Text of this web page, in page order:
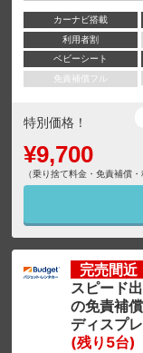
カーナビ搭載
利用者割
ベビーシート
免責補償フル
特別価格！
¥9,700
（乗り捨て料金・免責補償・
完売間近
スピード
の免責補
ディスプ
(残り5台)